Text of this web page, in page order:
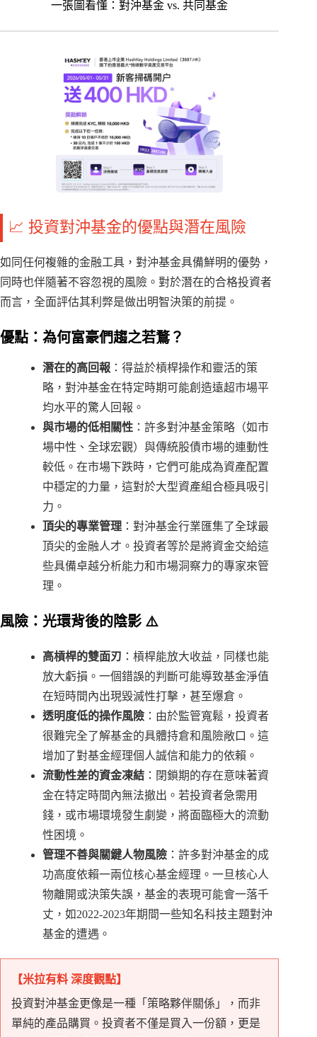
一張圖看懂：對沖基金 vs. 共同基金
📈 投資對沖基金的優點與潛在風險
如同任何複雜的金融工具，對沖基金具備鮮明的優勢，
同時也伴隨著不容忽視的風險。對於潛在的合格投資者
而言，全面評估其利弊是做出明智決策的前提。
優點：為何富豪們趨之若鶩？
潛在的高回報 ：得益於槓桿操作和靈活的策
略，對沖基金在特定時期可能創造遠超市場平
均水平的驚人回報。
與市場的低相關性 ：許多對沖基金策略（如市
場中性、全球宏觀）與傳統股債市場的連動性
較低。在市場下跌時，它們可能成為資產配置
中穩定的力量，這對於大型資產組合極具吸引
力。
頂尖的專業管理 ：對沖基金行業匯集了全球最
頂尖的金融人才。投資者等於是將資金交給這
些具備卓越分析能力和市場洞察力的專家來管
理。
風險：光環背後的陰影 ⚠️
高槓桿的雙面刃 ：槓桿能放大收益，同樣也能
放大虧損。一個錯誤的判斷可能導致基金淨值
在短時間內出現毀滅性打擊，甚至爆倉。
透明度低的操作風險 ：由於監管寬鬆，投資者
很難完全了解基金的具體持倉和風險敞口。這
增加了對基金經理個人誠信和能力的依賴。
流動性差的資金凍結 ：閉鎖期的存在意味著資
金在特定時間內無法撤出。若投資者急需用
錢，或市場環境發生劇變，將面臨極大的流動
性困境。
管理不善與關鍵人物風險 ：許多對沖基金的成
功高度依賴一兩位核心基金經理。一旦核心人
物離開或決策失誤，基金的表現可能會一落千
丈，如2022-2023年期間一些知名科技主題對沖
基金的遭遇。
【米拉有料 深度觀點】
投資對沖基金更像是一種「策略夥伴關係」，而非
單純的產品購買。投資者不僅是買入一份額，更是